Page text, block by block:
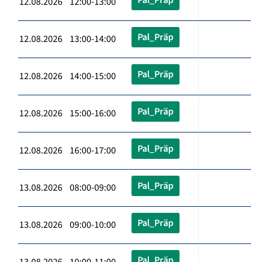
12.08.2026 13:00-14:00 Pal_Präp
12.08.2026 14:00-15:00 Pal_Präp
12.08.2026 15:00-16:00 Pal_Präp
12.08.2026 16:00-17:00 Pal_Präp
13.08.2026 08:00-09:00 Pal_Präp
13.08.2026 09:00-10:00 Pal_Präp